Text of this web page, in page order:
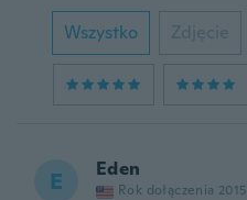
Wszystko Zdjęcie
E Eden
Rok dołączenia 2015